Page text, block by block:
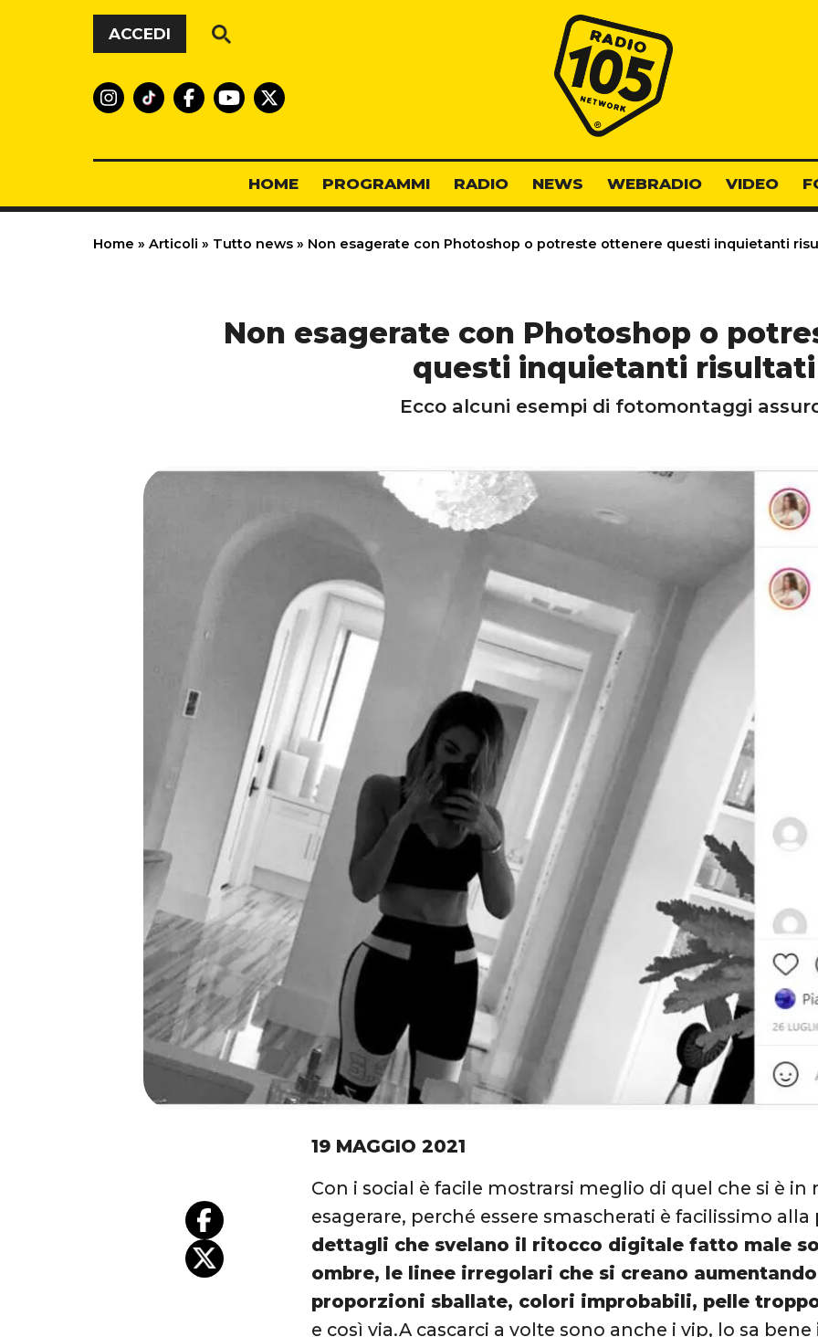
Vai al contenuto
ACCEDI
Radio 105
HOME PROGRAMMI RADIO NEWS WEBRADIO VIDEO
Home » Articoli » Tutto news » Non esagerate con Photoshop o potreste ottenere questi inquietanti
Non esagerate con Photoshop o
questi inquietanti risultati
Ecco alcuni esempi di fotomontaggi
19 MAGGIO 2021
Con i social è facile mostrarsi meglio di quel che si è in
esagerare, perché essere smascherati è facilissimo
dettagli che svelano il ritocco digitale fatto male
ombre, le linee irregolari che si creano
proporzioni sballate, colori improbabili, pelle
e così via.A cascarci a volte sono anche i vip, lo sa bene